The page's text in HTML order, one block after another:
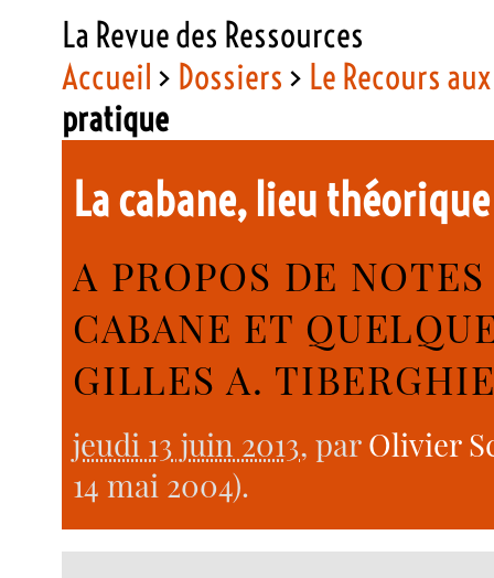
La Revue des Ressources
Accueil > Dossiers > Le Recours
pratique
La cabane, lieu
A PROPOS DE
CABANE ET
GILLES A.
jeudi 13 juin 2013, parOlivier
14 mai 2004).